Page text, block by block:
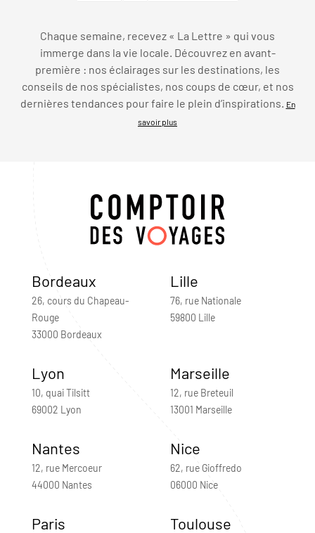
Chaque semaine, recevez « La Lettre » qui vous
immerge dans la vie locale. Découvrez en avant-
première : nos éclairages sur les destinations, les
conseils de nos spécialistes, nos coups de cœur, et nos
dernières tendances pour faire le plein d’inspirations.
En
savoir plus
Bordeaux
26, cours du Chapeau-
Rouge
33000 Bordeaux
Lille
76, rue Nationale
59800 Lille
Lyon
10, quai Tilsitt
69002 Lyon
Marseille
12, rue Breteuil
13001 Marseille
Nantes
12, rue Mercoeur
44000 Nantes
Nice
62, rue Gioffredo
06000 Nice
Paris Toulouse